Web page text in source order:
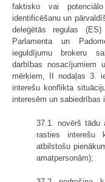
faktisko vai
identificēšanu un
deleģētās regulas
Parlamenta un
ieguldījumu brokeru
darbības nosacījumiem
mērķiem, II nodaļas 3.
interešu konflikta
interesēm un sabiedrības
37.1. novērš tādu
rasties interešu
atbilstošu
amatpersonām);